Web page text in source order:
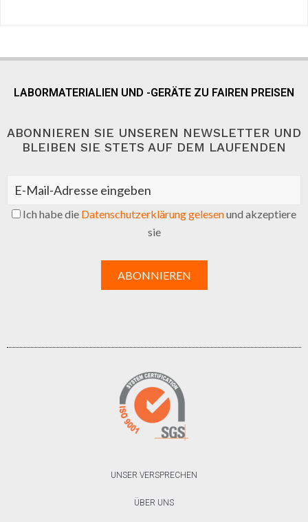
LABORMATERIALIEN UND -GERÄTE ZU FAIREN PREISEN
ABONNIEREN SIE UNSEREN NEWSLETTER UND
BLEIBEN SIE STETS AUF DEM LAUFENDEN
Ich habe die Datenschutzerklärung gelesenund akzeptiere
sie
UNSER VERSPRECHEN
ÜBER UNS